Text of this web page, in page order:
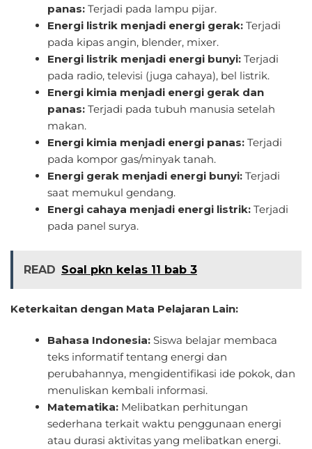
panas: Terjadi pada lampu pijar.
Energi listrik menjadi energi gerak: Terjadi
pada kipas angin, blender, mixer.
Energi listrik menjadi energi bunyi: Terjadi
pada radio, televisi (juga cahaya), bel listrik.
Energi kimia menjadi energi gerak dan
panas: Terjadi pada tubuh manusia setelah
makan.
Energi kimia menjadi energi panas: Terjadi
pada kompor gas/minyak tanah.
Energi gerak menjadi energi bunyi: Terjadi
saat memukul gendang.
Energi cahaya menjadi energi listrik: Terjadi
pada panel surya.
READ Soal pkn kelas 11 bab 3
Keterkaitan dengan Mata Pelajaran Lain:
Bahasa Indonesia: Siswa belajar membaca
teks informatif tentang energi dan
perubahannya, mengidentifikasi ide pokok, dan
menuliskan kembali informasi.
Matematika: Melibatkan perhitungan
sederhana terkait waktu penggunaan energi
atau durasi aktivitas yang melibatkan energi.